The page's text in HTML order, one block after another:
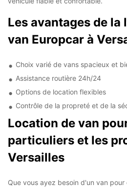
Les avantages de la
van Europcar à
Choix varié de vans spacieux et
Assistance routière 24h/24
Options de location flexibles
Contrôle de la propreté et de la
Location de van
particuliers et les
Versailles
Que vous ayez besoin d'un van